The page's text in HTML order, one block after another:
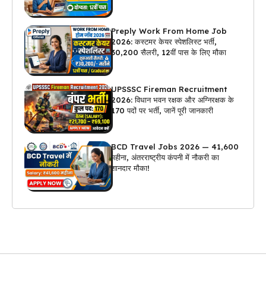
Preply Work From Home Job
2026: कस्टमर केयर स्पेशलिस्ट भर्ती,
₹30,200 सैलरी, 12वीं पास के लिए मौका
UPSSSC Fireman Recruitment
2026: विधान भवन रक्षक और अग्निरक्षक के
170 पदों पर भर्ती, जानें पूरी जानकारी
BCD Travel Jobs 2026 — ₹41,600
महीना, अंतरराष्ट्रीय कंपनी में नौकरी का
शानदार मौका!